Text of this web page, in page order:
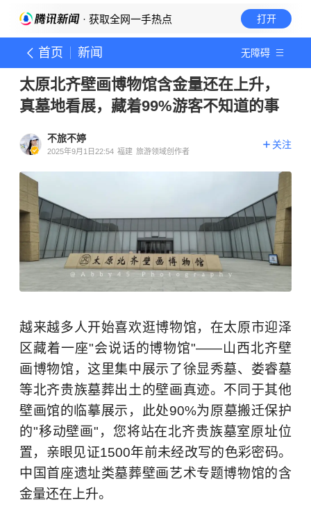
· 获取全网一手热点 打开
首页 新闻 无障碍
太原北齐壁画博物馆含金量还在上升，
真墓地看展，藏着99%游客不知道的事
不旅不婷
2025年9月1日22:54 福建 旅游领域创作者
关注
越来越多人开始喜欢逛博物馆，在太原市迎泽
区藏着一座"会说话的博物馆"——山西北齐壁
画博物馆，这里集中展示了徐显秀墓、娄睿墓
等北齐贵族墓葬出土的壁画真迹。不同于其他
壁画馆的临摹展示，此处90%为原墓搬迁保护
的"移动壁画"，您将站在北齐贵族墓室原址位
置，亲眼见证1500年前未经改写的色彩密码。
中国首座遗址类墓葬壁画艺术专题博物馆的含
金量还在上升。